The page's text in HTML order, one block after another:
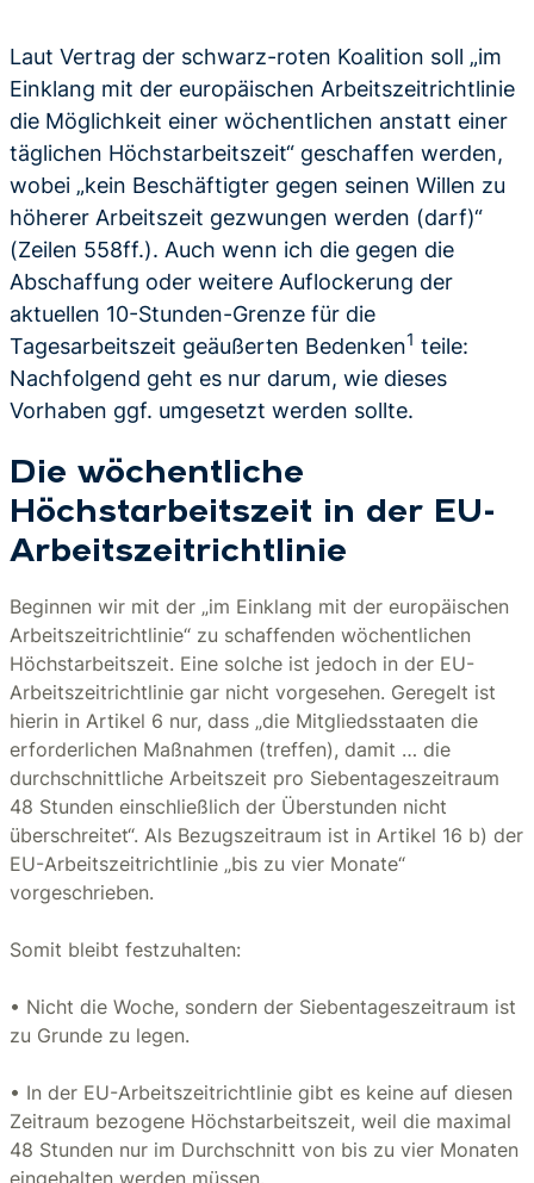
Laut Vertrag der schwarz-roten Koalition soll „im
Einklang mit der europäischen Arbeitszeitrichtlinie
die Möglichkeit einer wöchentlichen anstatt einer
täglichen Höchstarbeitszeit“ geschaffen werden,
wobei „kein Beschäftigter gegen seinen Willen zu
höherer Arbeitszeit gezwungen werden (darf)“
(Zeilen 558ff.). Auch wenn ich die gegen die
Abschaffung oder weitere Auflockerung der
aktuellen 10-Stunden-Grenze für die
Tagesarbeitszeit geäußerten Bedenken1 teile:
Nachfolgend geht es nur darum, wie dieses
Vorhaben ggf. umgesetzt werden sollte.
Die wöchentliche
Höchstarbeitszeit in der EU-
Arbeitszeitrichtlinie
Beginnen wir mit der „im Einklang mit der europäischen
Arbeitszeitrichtlinie“ zu schaffenden wöchentlichen
Höchstarbeitszeit. Eine solche ist jedoch in der EU-
Arbeitszeitrichtlinie gar nicht vorgesehen. Geregelt ist
hierin in Artikel 6 nur, dass „die Mitgliedsstaaten die
erforderlichen Maßnahmen (treffen), damit … die
durchschnittliche Arbeitszeit pro Siebentageszeitraum
48 Stunden einschließlich der Überstunden nicht
überschreitet“. Als Bezugszeitraum ist in Artikel 16 b) der
EU-Arbeitszeitrichtlinie „bis zu vier Monate“
vorgeschrieben.
Somit bleibt festzuhalten:
• Nicht die Woche, sondern der Siebentageszeitraum ist
zu Grunde zu legen.
• In der EU-Arbeitszeitrichtlinie gibt es keine auf diesen
Zeitraum bezogene Höchstarbeitszeit, weil die maximal
48 Stunden nur im Durchschnitt von bis zu vier Monaten
eingehalten werden müssen.